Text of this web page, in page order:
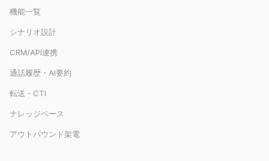
機能一覧
シナリオ設計
CRM/API連携
通話履歴・AI要約
転送・CTI
ナレッジベース
アウトバウンド架電